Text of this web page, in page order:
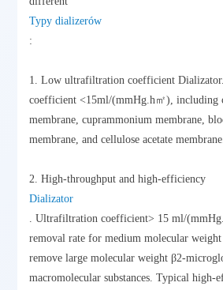
Typy dializerów
:
1. Low ultrafiltration coefficient
coefficient <15ml/(mmHg.h㎡), including
membrane, cuprammonium membrane,
membrane, and cellulose acetate membrane.
2. High-throughput and high-efficiency
Dializator
. Ultrafiltration coefficient> 15 ml/
removal rate for medium molecular weight
remove large molecular weight β2-
macromolecular substances. Typical high-